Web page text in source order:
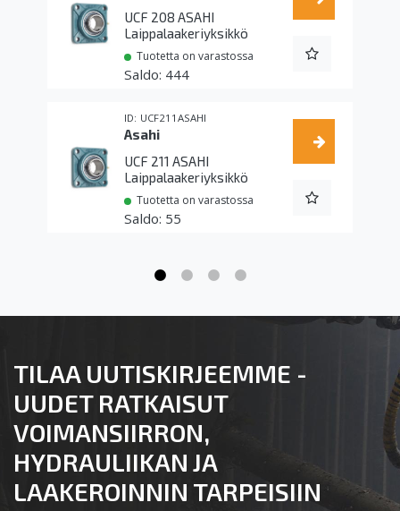
UCF 208 ASAHI
Laippalaakeriyksikkö
Tuotetta on varastossa
444
UCF211ASAHI
Asahi
UCF 211 ASAHI
Laippalaakeriyksikkö
Tuotetta on varastossa
55
TILAA UUTISKIRJEEMME -
UUDET RATKAISUT
VOIMANSIIRRON,
HYDRAULIIKAN JA
LAAKEROINNIN TARPEISIIN